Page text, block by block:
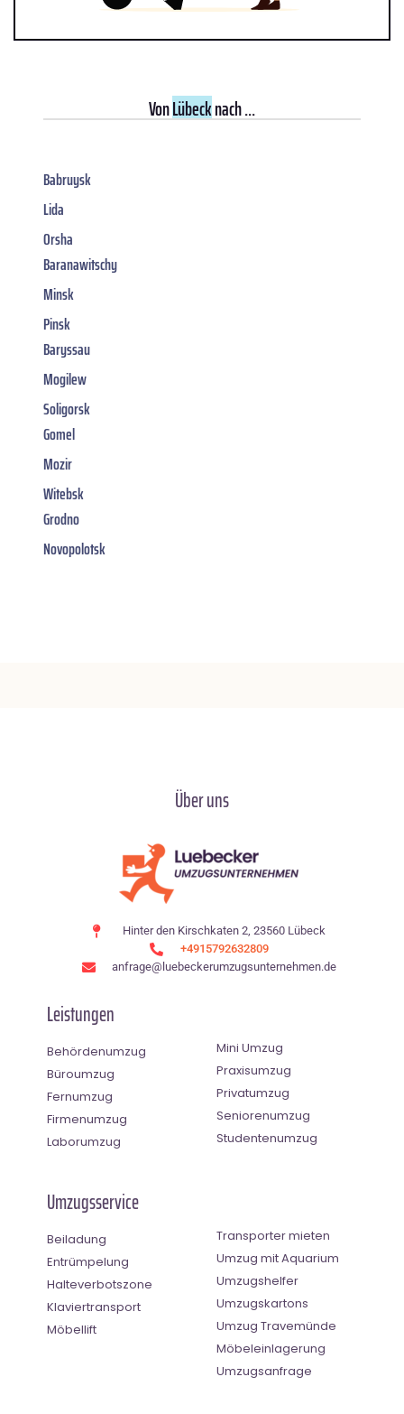
VonLübecknach ...
Babruysk
Lida
Orsha
Baranawitschy
Minsk
Pinsk
Baryssau
Mogilew
Soligorsk
Gomel
Mozir
Witebsk
Grodno
Novopolotsk
Über uns
Hinter den Kirschkaten 2, 23560 Lübeck
+4915792632809
anfrage@luebeckerumzugsunternehmen.de
Leistungen
Behördenumzug
Büroumzug
Fernumzug
Firmenumzug
Laborumzug
Mini Umzug
Praxisumzug
Privatumzug
Seniorenumzug
Studentenumzug
Umzugsservice
Beiladung
Entrümpelung
Halteverbotszone
Klaviertransport
Möbellift
Transporter mieten
Umzug mit Aquarium
Umzugshelfer
Umzugskartons
Umzug Travemünde
Möbeleinlagerung
Umzugsanfrage